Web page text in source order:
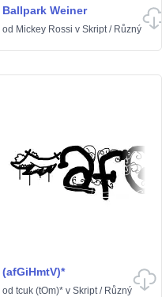
Ballpark Weiner
od Mickey Rossi v Skript/ Různý
(afGiHmtV)*
od tcuk (tOm)* v Skript/ Různý